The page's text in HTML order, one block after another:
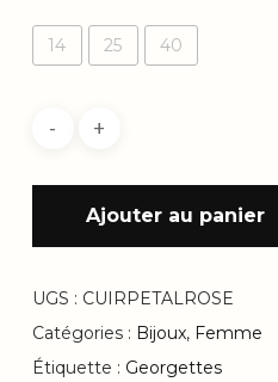
14 25 40
Ajouter au panier
UGS : CUIRPETALROSE
Catégories : Bijoux, Femme
Étiquette : Georgettes